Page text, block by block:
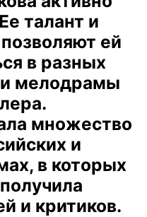
талант и
ей
в разных
мелодрамы
множество
и
в которых
и критиков.